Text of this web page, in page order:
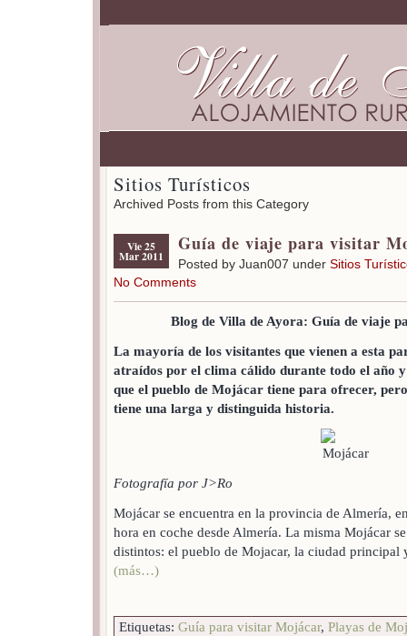
Sitios Turísticos
Archived Posts from this Category
Vie 25
Mar 2011
Guía de viaje para visitar
Posted by Juan007 under Sitios
No Comments
Blog de Villa de Ayora: Guía de viaje
La mayoría de los visitantes que vienen a esta
atraídos por el clima cálido durante todo el año
que el pueblo de Mojácar tiene para ofrecer,
tiene una larga y distinguida historia.
Fotografía por J>Ro
Mojácar se encuentra en la provincia de Almería,
hora en coche desde Almería. La misma Mojácar
distintos: el pueblo de Mojacar, la ciudad principal
(más…)
Etiquetas: Guía para visitar Mojácar, Playas de